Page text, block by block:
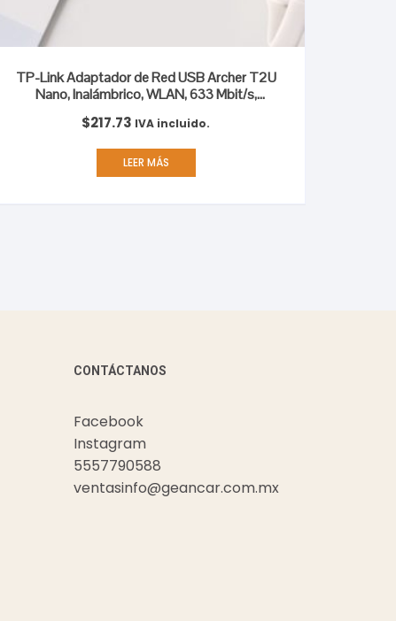
TP-Link Adaptador de Red USB Archer T2U
Nano, Inalámbrico, WLAN, 633 Mbit/s,
$217.73 IVA incluido.
LEER MÁS
CONTÁCTANOS
Facebook
Instagram
5557790588
ventasinfo@geancar.com.mx